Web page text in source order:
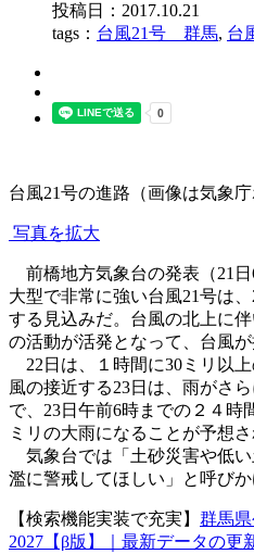
投稿日：2017.10.21
tags： 台風21号 群馬, 台
台風21号の進路（画像は気象庁
写真を拡大
前橋地方気象台の発表（21
大型で非常に強い台風21号は
する見込みだ。台風の北上に
の活動が活発となって、台風
22日は、１時間に30ミリ以
風の接近する23日は、雨がさ
で、23日午前6時までの２４時
ミリの大雨になることが予想さ
気象台では「土砂災害や低
濫に警戒してほしい」と呼びか
【検索機能実装で充実】 群馬
2027【β版】｜最新データの